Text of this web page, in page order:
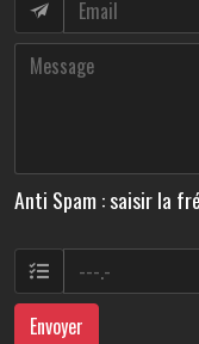
Anti Spam : saisir la
Envoyer